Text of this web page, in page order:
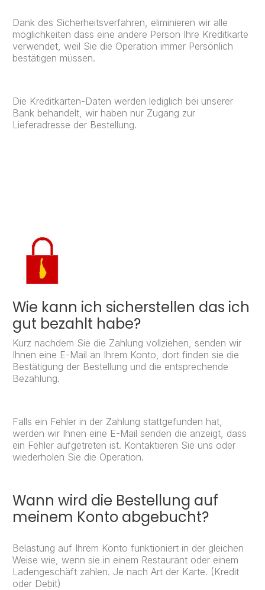
Dank des Sicherheitsverfahren, eliminieren wir alle
möglichkeiten dass eine andere Person Ihre Kreditkarte
verwendet, weil Sie die Operation immer Persönlich
bestätigen müssen.
Die Kreditkarten-Daten werden lediglich bei unserer
Bank behandelt, wir haben nur Zugang zur
Lieferadresse der Bestellung.
Wie kann ich sicherstellen das ich
gut bezahlt habe?
Kurz nachdem Sie die Zahlung vollziehen, senden wir
Ihnen eine E-Mail an Ihrem Konto, dort finden sie die
Bestätigung der Bestellung und die entsprechende
Bezahlung.
Falls ein Fehler in der Zahlung stattgefunden hat,
werden wir Ihnen eine E-Mail senden die anzeigt, dass
ein Fehler aufgetreten ist. Kontaktieren Sie uns oder
wiederholen Sie die Operation.
Wann wird die Bestellung auf
meinem Konto abgebucht?
Belastung auf Ihrem Konto funktioniert in der gleichen
Weise wie, wenn sie in einem Restaurant oder einem
Ladengeschäft zahlen. Je nach Art der Karte. (Kredit
oder Debit)